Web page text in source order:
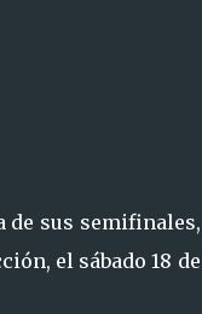
de sus semifinales,
el sábado 18 de